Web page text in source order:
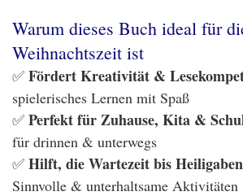
Warum dieses Buch ideal für
Weihnachtszeit ist
✅ Fördert Kreativität &
spielerisches Lernen mit Spaß
✅ Perfekt für Zuhause, Kita &
für drinnen & unterwegs
✅ Hilft, die Wartezeit bis
Sinnvolle & unterhaltsame Aktivitäten